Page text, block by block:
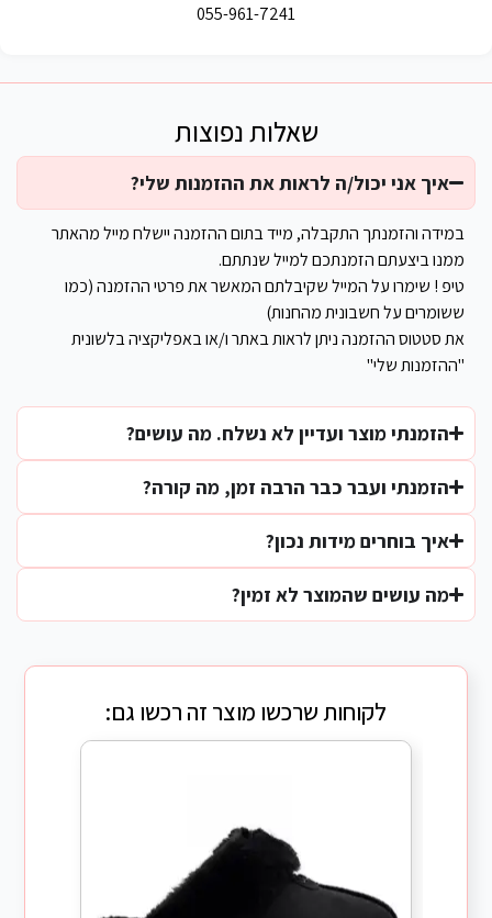
איך אני יכול/ה לראות את ההזמנות שלי?
במידה והזמנתך התקבלה, מייד בתום ההזמנה יישלח מייל מהאתר
ממנו ביצעתם הזמנתכם למייל שנתתם.
טיפ ! שימרו על המייל שקיבלתם המאשר את פרטי ההזמנה (כמו
ששומרים על חשבונית מהחנות)
את סטטוס ההזמנה ניתן לראות באתר ו/או באפליקציה בלשונית
"ההזמנות שלי"
הזמנתי מוצר ועדיין לא נשלח. מה עושים?
הזמנתי ועבר כבר הרבה זמן, מה קורה?
איך בוחרים מידות נכון?
מה עושים שהמוצר לא זמין?
שאלות נפוצות
055-961-7241
לקוחות שרכשו מוצר זה רכשו גם: